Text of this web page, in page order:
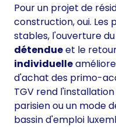
Pour un projet de
construction, oui. Les
stables, l'ouverture du
détendueet le
individuelle
d'achat des primo-
TGV rend
parisien ou un mode
bassin d'emploi